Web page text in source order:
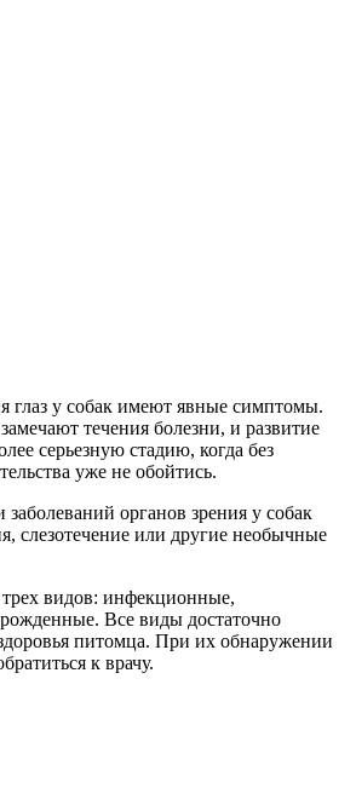
глаз у собак имеют явные симптомы.
течения болезни, и развитие
серьезную стадию, когда без
уже не обойтись.
органов зрения у собак
слезотечение или другие необычные
видов: инфекционные,
Все виды достаточно
питомца. При их обнаружении
к врачу.